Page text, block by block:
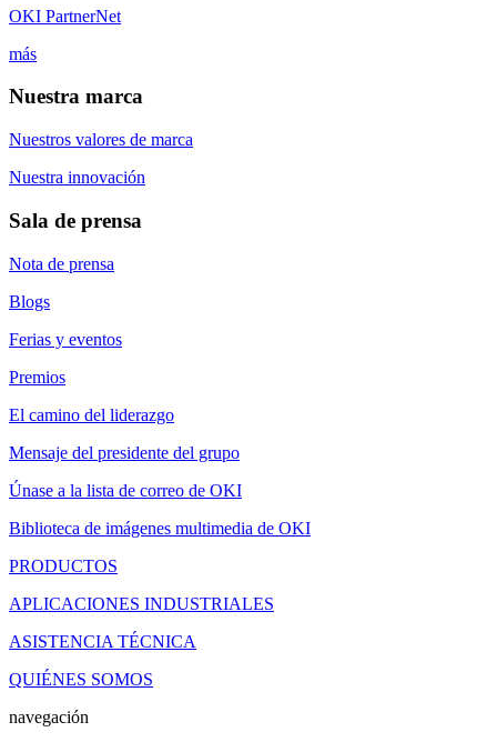
OKI PartnerNet
más
Nuestra marca
Nuestros valores de marca
Nuestra innovación
Sala de prensa
Nota de prensa
Blogs
Ferias y eventos
Premios
El camino del liderazgo
Mensaje del presidente del grupo
Únase a la lista de correo de OKI
Biblioteca de imágenes multimedia de OKI
PRODUCTOS
APLICACIONES INDUSTRIALES
ASISTENCIA TÉCNICA
QUIÉNES SOMOS
navegación